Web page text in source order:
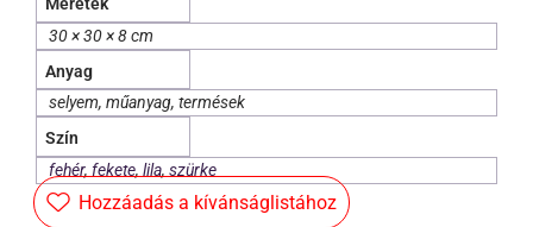
30 × 30 × 8 cm
Anyag
selyem, műanyag, termések
Szín
fehér, fekete, lila, szürke
Hozzáadás a kívánságlistához